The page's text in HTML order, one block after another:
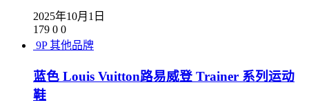
2025年10月1日
179 0 0
9P 其他品牌
蓝色 Louis Vuitton路易威登 Trainer 系列运动
鞋